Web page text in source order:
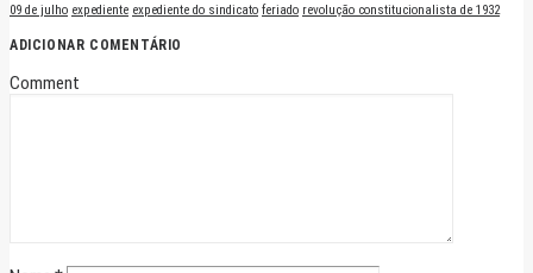
09 de julho expediente expediente do sindicato feriado revolução constitucionalista de 1932
ADICIONAR COMENTÁRIO
Comment